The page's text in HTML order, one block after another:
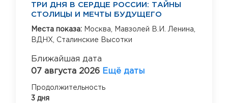
ТРИ ДНЯ В СЕРДЦЕ РОССИИ: ТАЙНЫ
СТОЛИЦЫ И МЕЧТЫ БУДУЩЕГО
Места показа: Москва,
Мавзолей В.И. Ленина,
ВДНХ, Сталинские Высотки
Ближайшая дата
07 августа 2026 Ещё даты
Продолжительность
3 дня